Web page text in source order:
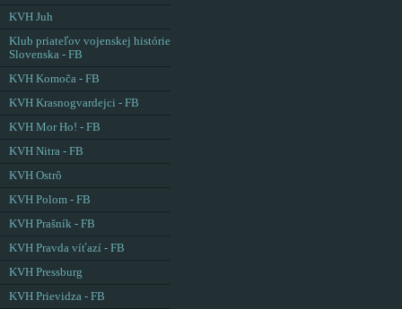
KVH Juh
Klub priateľov vojenskej histórie
Slovenska - FB
KVH Komoča - FB
KVH Krasnogvardejci - FB
KVH Mor Ho! - FB
KVH Nitra - FB
KVH Ostrô
KVH Polom - FB
KVH Prašník - FB
KVH Pravda víťazí - FB
KVH Pressburg
KVH Prievidza - FB